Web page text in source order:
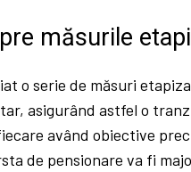
măsurile
o serie de măsuri
asigurând astfel o
având obiective
de pensionare va fi